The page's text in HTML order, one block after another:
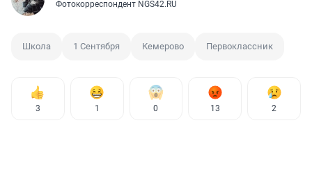
Фотокорреспондент NGS42.RU
Школа 1 Сентября Кемерово Первоклассник
3 1 0 13 2